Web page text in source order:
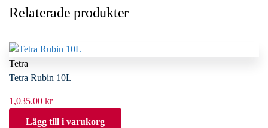
Relaterade produkter
Tetra
Tetra Rubin 10L
1,035.00 kr
Lägg till i varukorg